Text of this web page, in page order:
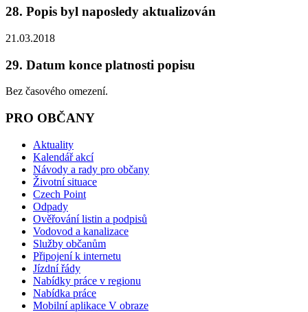
28. Popis byl naposledy aktualizován
21.03.2018
29. Datum konce platnosti popisu
Bez časového omezení.
PRO OBČANY
Aktuality
Kalendář akcí
Návody a rady pro občany
Životní situace
Czech Point
Odpady
Ověřování listin a podpisů
Vodovod a kanalizace
Služby občanům
Připojení k internetu
Jízdní řády
Nabídky práce v regionu
Nabídka práce
Mobilní aplikace V obraze